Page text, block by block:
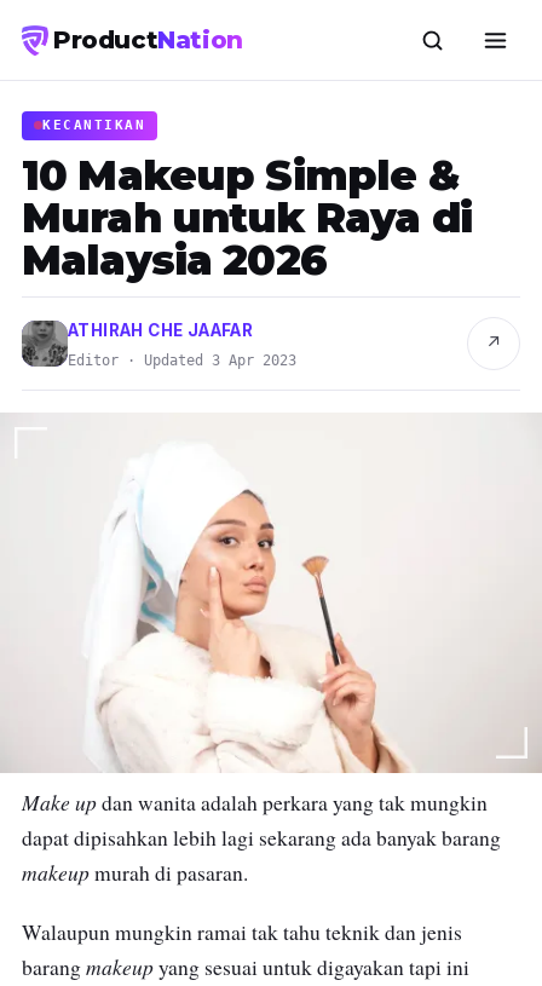
ProductNation
KECANTIKAN
10 Makeup Simple &
Murah untuk Raya di
Malaysia 2026
ATHIRAH CHE JAAFAR
Editor · Updated 3 Apr 2023
↗
Make updan wanita adalah perkara yang tak mungkin
dapat dipisahkan lebih lagi sekarang ada banyak barang
makeupmurah di pasaran.
Walaupun mungkin ramai tak tahu teknik dan jenis
barangmakeupyang sesuai untuk digayakan tapi ini